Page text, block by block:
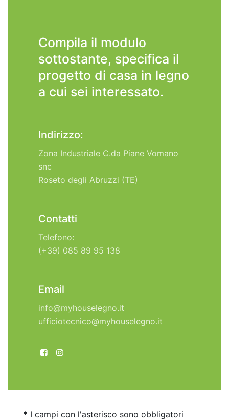
Compila il modulo
sottostante, specifica il
progetto di casa in legno
a cui sei interessato.
Indirizzo:
Zona Industriale C.da Piane Vomano
snc
Roseto degli Abruzzi (TE)
Contatti
Telefono:
(+39) 085 89 95 138
Email
info@myhouselegno.it
ufficiotecnico@myhouselegno.it
* I campi con l'asterisco sono obbligatori